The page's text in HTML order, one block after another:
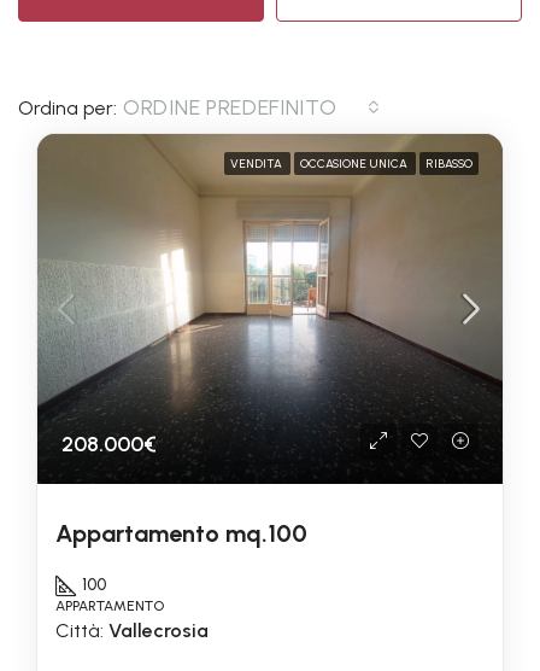
Ordina per: ORDINE PREDEFINITO
VENDITA OCCASIONE UNICA RIBASSO
208.000€
Appartamento mq.100
100
APPARTAMENTO
Città: Vallecrosia